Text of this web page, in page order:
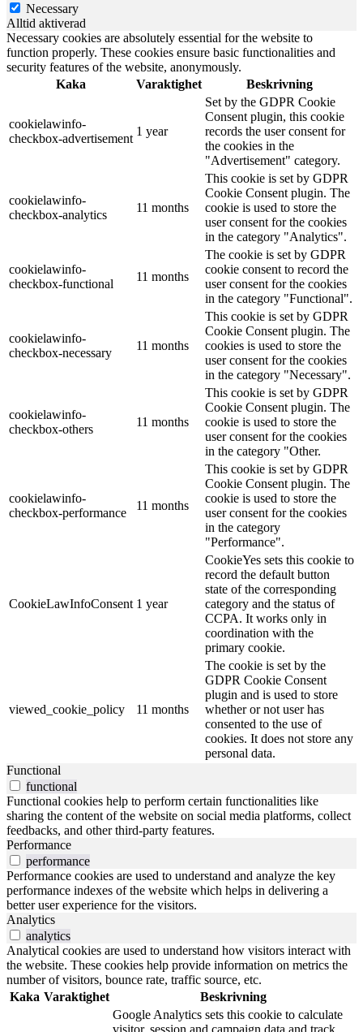
Necessary
Alltid aktiverad
Necessary cookies are absolutely essential for the website to
function properly. These cookies ensure basic functionalities and
security features of the website, anonymously.
Kaka
Varaktighet Beskrivning
cookielawinfo-
checkbox-advertisement
1 year
Set by the GDPR Cookie
Consent plugin, this cookie
records the user consent for
the cookies in the
"Advertisement" category.
cookielawinfo-
checkbox-analytics
11 months
This cookie is set by GDPR
Cookie Consent plugin. The
cookie is used to store the
user consent for the cookies
in the category "Analytics".
cookielawinfo-
checkbox-functional
11 months
The cookie is set by GDPR
cookie consent to record the
user consent for the cookies
in the category "Functional".
cookielawinfo-
checkbox-necessary
11 months
This cookie is set by GDPR
Cookie Consent plugin. The
cookies is used to store the
user consent for the cookies
in the category "Necessary".
cookielawinfo-
checkbox-others
11 months
This cookie is set by GDPR
Cookie Consent plugin. The
cookie is used to store the
user consent for the cookies
in the category "Other.
cookielawinfo-
checkbox-performance
11 months
This cookie is set by GDPR
Cookie Consent plugin. The
cookie is used to store the
user consent for the cookies
in the category
"Performance".
CookieLawInfoConsent 1 year
CookieYes sets this cookie to
record the default button
state of the corresponding
category and the status of
CCPA. It works only in
coordination with the
primary cookie.
viewed_cookie_policy 11 months
The cookie is set by the
GDPR Cookie Consent
plugin and is used to store
whether or not user has
consented to the use of
cookies. It does not store any
personal data.
Functional
functional
Functional cookies help to perform certain functionalities like
sharing the content of the website on social media platforms, collect
feedbacks, and other third-party features.
Performance
performance
Performance cookies are used to understand and analyze the key
performance indexes of the website which helps in delivering a
better user experience for the visitors.
Analytics
analytics
Analytical cookies are used to understand how visitors interact with
the website. These cookies help provide information on metrics the
number of visitors, bounce rate, traffic source, etc.
Kaka Varaktighet Beskrivning
Google Analytics sets this cookie to calculate
visitor, session and campaign data and track